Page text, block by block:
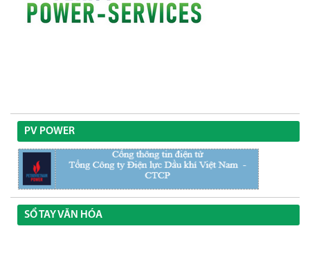
PV POWER
SỔ TAY VĂN HÓA